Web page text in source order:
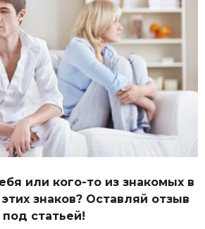
или кого-то из знакомых в
знаков? Оставляй отзыв
статьей!